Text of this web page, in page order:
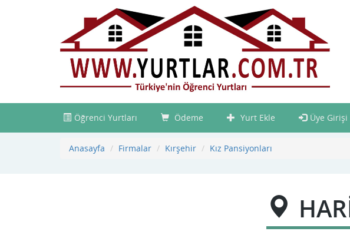
Öğrenci Yurtları Ödeme Yurt Ekle Üye Girişi
Anasayfa Firmalar Kırşehir Kız Pansiyonları